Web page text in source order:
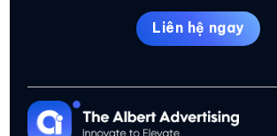
Liên hệ ngay